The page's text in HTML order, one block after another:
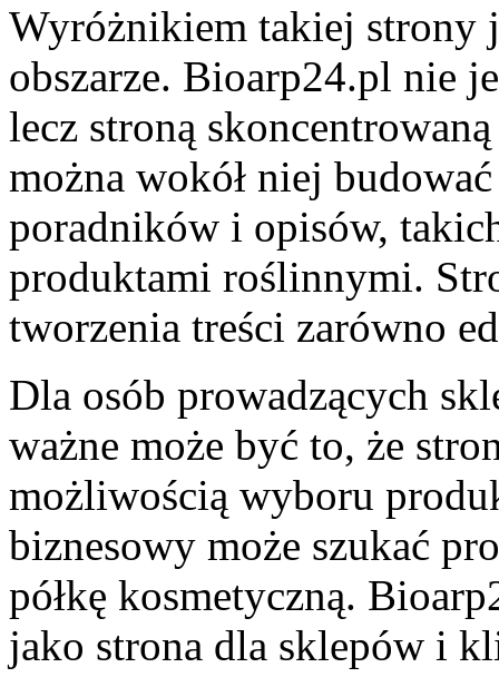
Wyróżnikiem takiej strony
obszarze. Bioarp24.pl nie
lecz stroną
można wokół niej
poradników i opisów,
produktami roślinnymi.
tworzenia treści zarówno
Dla osób prowadzących
ważne może być to, że
możliwością wyboru
biznesowy może szukać
półkę kosmetyczną.
jako strona dla sklepów i